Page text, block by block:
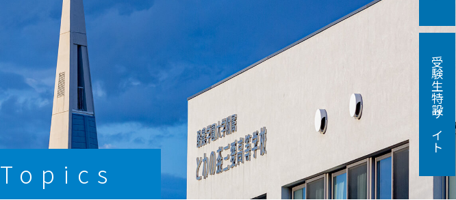
Topics
受験生特設サイト